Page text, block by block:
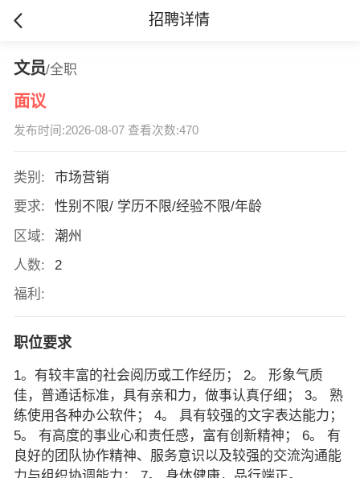
招聘详情
文员/全职
面议
发布时间:2026-08-07 查看次数:470
类别:
市场营销
要求:
性别不限/ 学历不限/经验不限/年龄
区域:
潮州
人数:
2
福利:
职位要求
1。有较丰富的社会阅历或工作经历； 2。 形象气质
佳，普通话标准，具有亲和力，做事认真仔细； 3。 熟
练使用各种办公软件； 4。 具有较强的文字表达能力；
5。 有高度的事业心和责任感，富有创新精神； 6。 有
良好的团队协作精神、服务意识以及较强的交流沟通能